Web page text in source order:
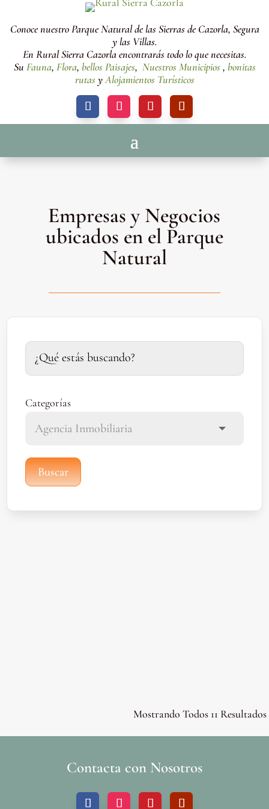
Conoce nuestro Parque Natural de las Sierras de Cazorla, Segura
y las Villas.
En Rural Sierra Cazorla encontrarás todo lo que necesitas.
Su Fauna, Flora, bellos Paisajes, Nuestros Municipios, bonitas
rutasyAlojamientos Turísticos
Empresas y Negocios
ubicados en el Parque
Natural
Categorías
Buscar
Mostrando Todos 11 Resultados
Contacta con Nosotros